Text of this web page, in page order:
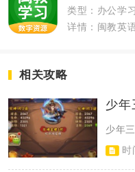
类型：办公学习
相关攻略
少年
时